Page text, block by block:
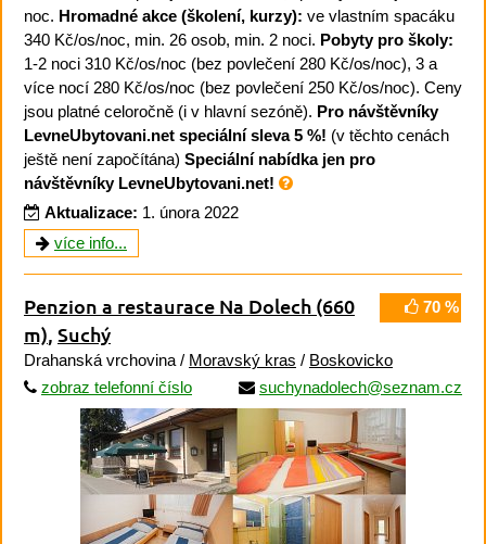
noc. Hromadné akce (školení, kurzy): ve vlastním spacáku
340 Kč/os/noc, min. 26 osob, min. 2 noci. Pobyty pro školy:
1-2 noci 310 Kč/os/noc (bez povlečení 280 Kč/os/noc), 3 a
více nocí 280 Kč/os/noc (bez povlečení 250 Kč/os/noc). Ceny
jsou platné celoročně (i v hlavní sezóně). Pro návštěvníky
LevneUbytovani.net speciální sleva 5 %! (v těchto cenách
ještě není započítána) Speciální nabídka jen pro
návštěvníky LevneUbytovani.net!
Aktualizace: 1. února 2022
více info...
70 %
Penzion a restaurace Na Dolech (660
m), Suchý
Drahanská vrchovina / Moravský kras / Boskovicko
zobraz telefonní číslo
suchynadolech@seznam.cz